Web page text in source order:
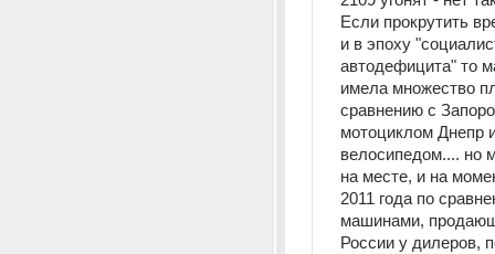
Если прокрутить
и в эпоху
автодефицита" то
имела множество
сравнению с
мотоциклом Днепр
велосипедом.... но
на месте, и на
2011 года по
машинами,
России у дилеров,